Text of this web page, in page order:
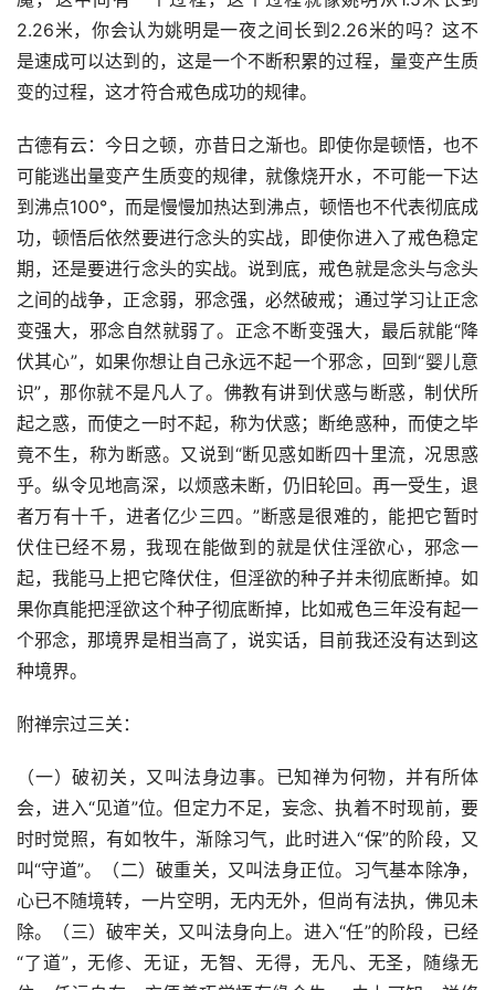
2.26米，你会认为姚明是一夜之间长到2.26米的吗？这不
是速成可以达到的，这是一个不断积累的过程，量变产生质
变的过程，这才符合戒色成功的规律。
古德有云：今日之顿，亦昔日之渐也。即使你是顿悟，也不
可能逃出量变产生质变的规律，就像烧开水，不可能一下达
到沸点100°，而是慢慢加热达到沸点，顿悟也不代表彻底成
功，顿悟后依然要进行念头的实战，即使你进入了戒色稳定
期，还是要进行念头的实战。说到底，戒色就是念头与念头
之间的战争，正念弱，邪念强，必然破戒；通过学习让正念
变强大，邪念自然就弱了。正念不断变强大，最后就能“降
伏其心”，如果你想让自己永远不起一个邪念，回到“婴儿意
识”，那你就不是凡人了。佛教有讲到伏惑与断惑，制伏所
起之惑，而使之一时不起，称为伏惑；断绝惑种，而使之毕
竟不生，称为断惑。又说到“断见惑如断四十里流，况思惑
乎。纵令见地高深，以烦惑未断，仍旧轮回。再一受生，退
者万有十千，进者亿少三四。”断惑是很难的，能把它暂时
伏住已经不易，我现在能做到的就是伏住淫欲心，邪念一
起，我能马上把它降伏住，但淫欲的种子并未彻底断掉。如
果你真能把淫欲这个种子彻底断掉，比如戒色三年没有起一
个邪念，那境界是相当高了，说实话，目前我还没有达到这
种境界。
附禅宗过三关：
（一）破初关，又叫法身边事。已知禅为何物，并有所体
会，进入“见道”位。但定力不足，妄念、执着不时现前，要
时时觉照，有如牧牛，渐除习气，此时进入“保”的阶段，又
叫“守道”。（二）破重关，又叫法身正位。习气基本除净，
心已不随境转，一片空明，无内无外，但尚有法执，佛见未
除。（三）破牢关，又叫法身向上。进入“任”的阶段，已经
“了道”，无修、无证，无智、无得，无凡、无圣，随缘无